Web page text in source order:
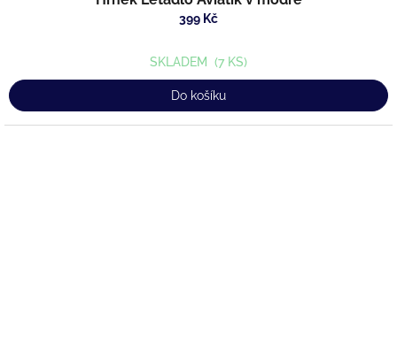
399 Kč
SKLADEM (7 KS)
Do košíku